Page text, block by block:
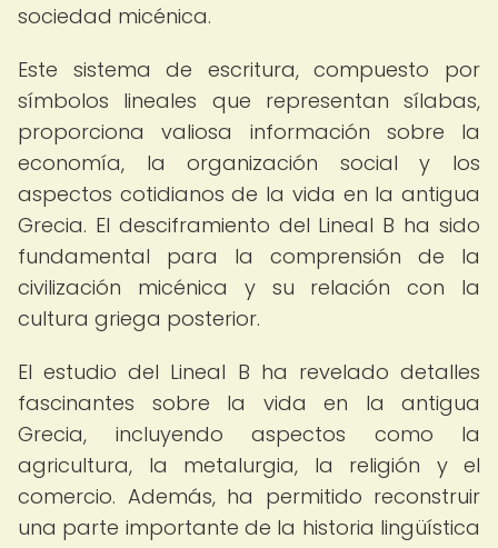
sociedad micénica.
Este sistema de escritura, compuesto por
símbolos lineales que representan sílabas,
proporciona valiosa información sobre la
economía, la organización social y los
aspectos cotidianos de la vida en la antigua
Grecia. El desciframiento del Lineal B ha sido
fundamental para la comprensión de la
civilización micénica y su relación con la
cultura griega posterior.
El estudio del Lineal B ha revelado detalles
fascinantes sobre la vida en la antigua
Grecia, incluyendo aspectos como la
agricultura, la metalurgia, la religión y el
comercio. Además, ha permitido reconstruir
una parte importante de la historia lingüística